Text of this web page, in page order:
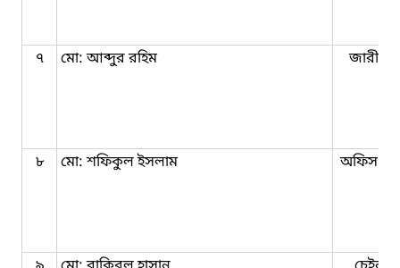
৭ মো: আব্দুর রহিম
৮ মো: শফিকুল ইসলাম অফিস